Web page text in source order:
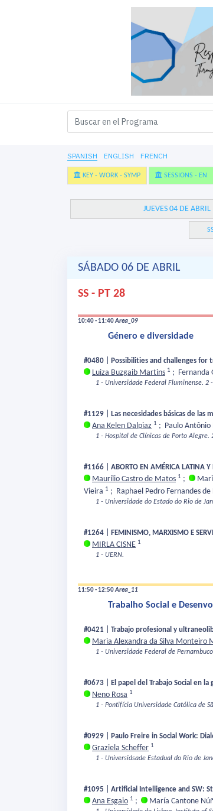
SPANISH ENGLISH FRENCH
KEY - WORK - SYMP SESSIONS - EN
JUEVES 04 DE ABRIL
SÁBADO 06 DE ABRIL
SS - PT 28
10:40 - 11:40Area_09
Género e diversidade
#0480 | Possibilities and challenges
Luiza Buzgaib Martins 1 ; Fernanda
1 - Universidade Federal Fluminense. 2
#1129 | Las necesidades básicas de las
Ana Kelen Dalpiaz 1 ; Paulo Antônio
1 - Hospital de Clínicas de Porto Alegre.
#1166 | ABORTO EN AMÉRICA LATINA Y
Maurílio Castro de Matos 1 ;
Vieira 1 ; Raphael Pedro Fernandes
1 - Universidade do Estado do Rio de
#1264 | FEMINISMO, MARXISMO E
MIRLA CISNE 1
1 - UERN.
11:50 - 12:50Area_11
Trabalho Social e
#0421 | Trabajo profesional y
Maria Alexandra da Silva Monteiro
1 - Universidade Federal de Pernambuco
#0673 | El papel del Trabajo Social en
Neno Rosa 1
1 - Pontifícia Universidade Católica de
#0929 | Paulo Freire in Social Work:
Graziela Scheffer 1
1 - Universidsade Estadual do Rio de
#1095 | Artificial Intelligence and SW:
Ana Esgaio 1 ; María Cantone